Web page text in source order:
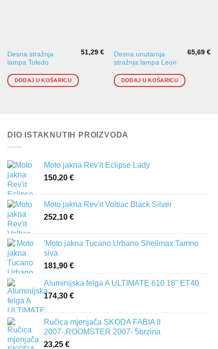
Desna stražnja
lampa Toledo
51,29€
DODAJ U KOŠARICU
Desna unutarnja
stražnja lampa Leon
65,69€
DODAJ U KOŠARICU
DIO ISTAKNUTIH PROIZVODA
Moto jakna Rev'it Eclipse Lady
150,20 €
Moto jakna Rev'it Voltiac Black Silver
252,10 €
'Moto jakna Tucano Urbano Shellmax Tamno
siva
181,90 €
Aluminijska felga A ULTIMATE 610 18" ET40
174,30 €
Ručica mjenjača SKODA FABIA II
2007-,ROOMSTER 2007- 5brzina
23,25 €